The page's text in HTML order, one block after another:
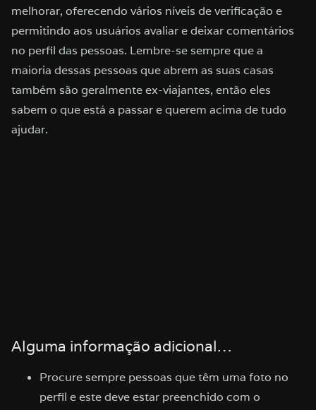
melhorar, oferecendo vários níveis de verificação e
permitindo aos usuários avaliar e deixar comentários
no perfil das pessoas. Lembre-se sempre que a
maioria dessas pessoas que abrem as suas casas
também são geralmente ex-viajantes, então eles
sabem o que está a passar e querem acima de tudo
ajudar.
Alguma informação adicional…
Procure sempre pessoas que têm uma foto no
perfil e este deve estar preenchido com o